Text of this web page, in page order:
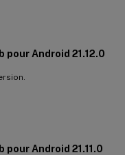
pour Android 21.12.0
pour Android 21.11.0